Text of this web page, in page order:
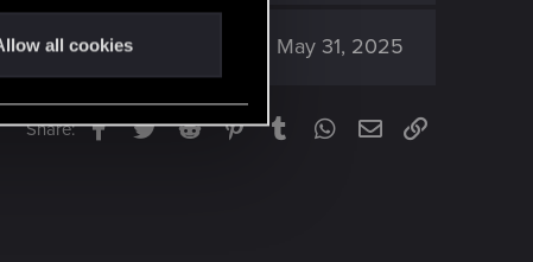
all cookies
641 May 31, 2025
Share: Facebook
TwitterRedditPinterestTumblrWhatsApp
EmailLink